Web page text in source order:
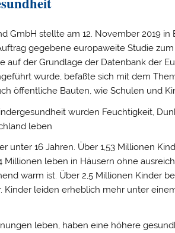
GmbH stellte am 12. November 2019 in
gegebene europaweite Studie
auf der Grundlage der Datenbank der
wurde, befaßte sich mit dem
öffentliche Bauten, wie Schulen und
wurden Feuchtigkeit,
leben
unter 16 Jahren. Über 1,53 Millionen
leben in Häusern ohne
warm ist. Über 2,5 Millionen Kinder
Kinder leiden erheblich mehr unter
leben, haben eine höhere